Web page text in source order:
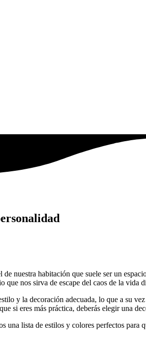
de nuestra habitación que suele ser un
que nos sirva de escape del caos de la vida
y la decoración adecuada, lo que a su
si eres más práctica, deberás elegir una
una lista de estilos y colores perfectos